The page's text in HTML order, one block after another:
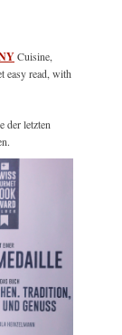
Cuisine,
easy read, with
der letzten